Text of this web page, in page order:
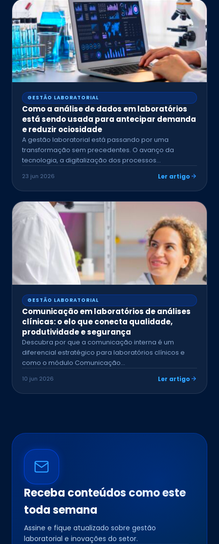
GESTÃO LABORATORIAL
Como a análise de dados em laboratórios
está sendo usada para antecipar demanda
e reduzir ociosidade
A gestão laboratorial está passando por uma
transformação sem precedentes. O avanço da
tecnologia, a digitalização dos processos…
23 jun 2026 Ler artigo
GESTÃO LABORATORIAL
Comunicação em laboratórios de análises
clínicas: o elo que conecta qualidade,
produtividade e segurança
Descubra por que a comunicação interna é um
diferencial estratégico para laboratórios clínicos e
como o módulo Comunicação…
10 jun 2026 Ler artigo
Receba conteúdos como este
toda semana
Assine e fique atualizado sobre gestão
laboratorial e inovações do setor.